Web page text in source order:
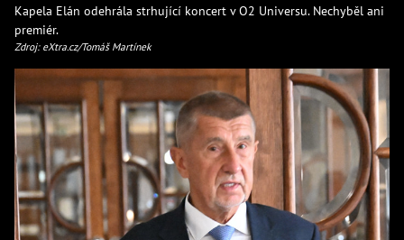
Kapela Elán odehrála strhující koncert v O2 Universu. Nechyběl ani
premiér.
Zdroj: eXtra.cz/Tomáš Martínek